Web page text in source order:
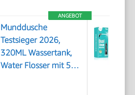
ANGEBOT
Munddusche
Testsieger 2026,
320ML Wassertank,
Water Flosser mit 5